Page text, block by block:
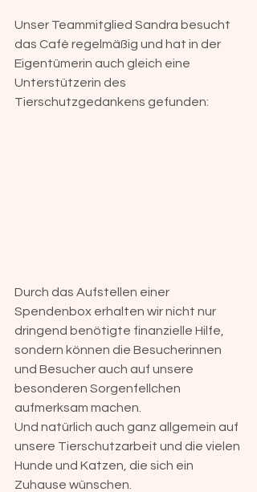
Unser Teammitglied Sandra besucht
das Café regelmäßig und hat in der
Eigentümerin auch gleich eine
Unterstützerin des
Tierschutzgedankens gefunden:
Durch das Aufstellen einer
Spendenbox erhalten wir nicht nur
dringend benötigte finanzielle Hilfe,
sondern können die Besucherinnen
und Besucher auch auf unsere
besonderen Sorgenfellchen
aufmerksam machen.
Und natürlich auch ganz allgemein auf
unsere Tierschutzarbeit und die vielen
Hunde und Katzen, die sich ein
Zuhause wünschen.